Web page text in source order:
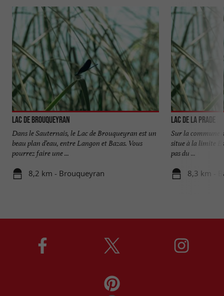
Lac de Brouqueyran
Dans le Sauternais, le Lac de Brouqueyran est un
beau plan d’eau, entre Langon et Bazas. Vous
pourrez faire une ...
8,2 km - Brouqueyran
Lac de la Prade
Sur la commune
situe à la limite
pas du ...
8,3 km -